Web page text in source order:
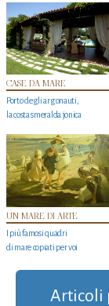
CASE DA MARE
Porto degli argonauti,
la costa smeralda jonica
UN MARE DI ARTE
I più famosi quadri
di mare copiati per voi
Articoli